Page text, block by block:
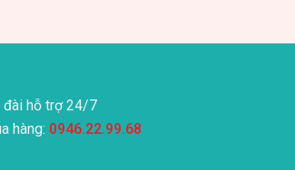
đài hỗ trợ 24/7
hàng: 0946.22.99.68